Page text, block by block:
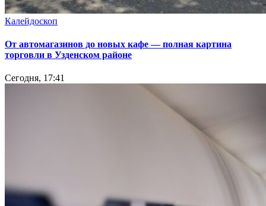
Калейдоскоп
От автомагазинов до новых кафе — полная картина
торговли в Узденском районе
Сегодня, 17:41